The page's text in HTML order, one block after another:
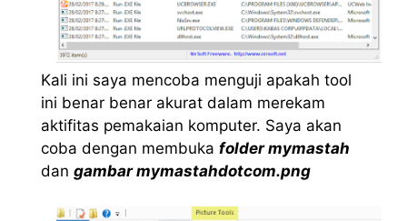
Kali ini saya mencoba menguji apakah tool
ini benar benar akurat dalam merekam
aktifitas pemakaian komputer. Saya akan
coba dengan membuka folder mymastah
dan gambar mymastahdotcom.png